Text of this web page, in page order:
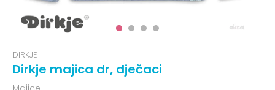
DIRKJE
Dirkje majica dr, dječaci